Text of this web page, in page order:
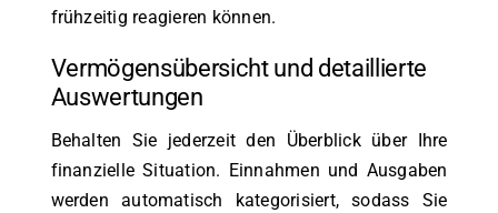
frühzeitig reagieren können.
Vermögensübersicht und detaillierte
Auswertungen
Behalten Sie jederzeit den Überblick über Ihre
finanzielle Situation. Einnahmen und Ausgaben
werden automatisch kategorisiert, sodass Sie